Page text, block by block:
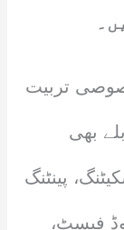
تربیت
بھی
پینٹنگ
فیسٹ،